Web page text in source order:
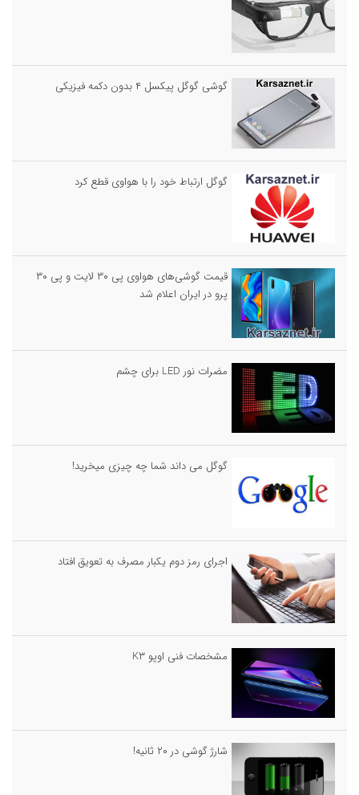
گوشی گوگل پیکسل ۴ بدون دکمه فیزیکی
گوگل ارتباط خود را با هواوی قطع کرد
قیمت گوشی‌های هواوی پی ۳۰ لایت و پی ۳۰
پرو در ایران اعلام شد
مضرات نور LED برای چشم
گوگل می داند شما چه چیزی میخرید!
اجرای رمز دوم یکبار مصرف به تعویق افتاد
مشخصات فنی اوپو K۳
شارژ گوشی در ۲۰ ثانیه!